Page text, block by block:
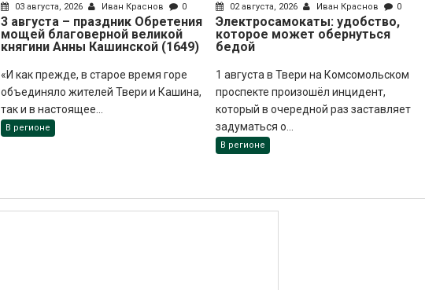
03 августа, 2026 Иван Краснов 0
3 августа – праздник Обретения
мощей благоверной великой
княгини Анны Кашинской (1649)
«И как прежде, в старое время горе
объединяло жителей Твери и Кашина,
так и в настоящее...
В регионе
02 августа, 2026 Иван Краснов 0
Электросамокаты: удобство,
которое может обернуться
бедой
1 августа в Твери на Комсомольском
проспекте произошёл инцидент,
который в очередной раз заставляет
задуматься о...
В регионе